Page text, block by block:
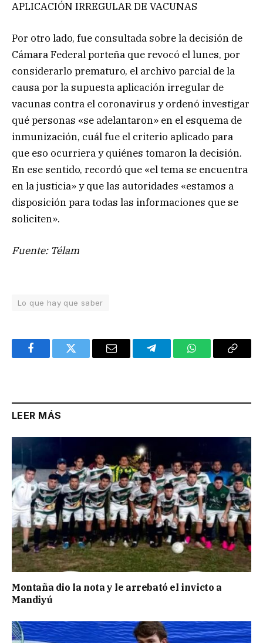
APLICACIÓN IRREGULAR DE VACUNAS
Por otro lado, fue consultada sobre la decisión de
Cámara Federal porteña que revocó el lunes, por
considerarlo prematuro, el archivo parcial de la
causa por la supuesta aplicación irregular de
vacunas contra el coronavirus y ordenó investigar
qué personas «se adelantaron» en el esquema de
inmunización, cuál fue el criterio aplicado para
que eso ocurriera y quiénes tomaron la decisión.
En ese sentido, recordó que «el tema se encuentra
en la justicia» y que las autoridades «estamos a
disposición para todas las informaciones que se
soliciten».
Fuente: Télam
Lo que hay que saber
FacebookTwitter Email TelegramWhatsAppCopy
LEER MÁS
Montaña dio la nota y le arrebató el invicto a
Mandiyú